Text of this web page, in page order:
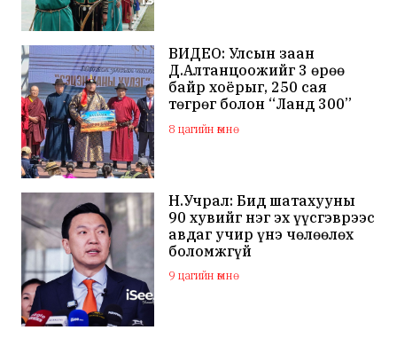
ВИДЕО: Улсын заан
Д.Алтанцоожийг 3 өрөө
байр хоёрыг, 250 сая
төгрөг болон “Ланд 300”
маркийн автомашинаар
мялаажээ
8 цагийн өмнө
Н.Учрал: Бид шатахууны
90 хувийг нэг эх үүсгэврээс
авдаг учир үнэ чөлөөлөх
боломжгүй
9 цагийн өмнө